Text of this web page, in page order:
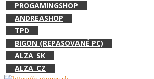
PROGAMINGSHOP
ANDREASHOP
TPD
BIGON (REPASOVANÉ PC)
ALZA_SK
ALZA_CZ